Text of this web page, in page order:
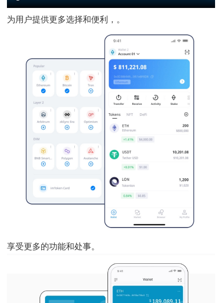
为用户提供更多选择和便利，。
享受更多的功能和处事。